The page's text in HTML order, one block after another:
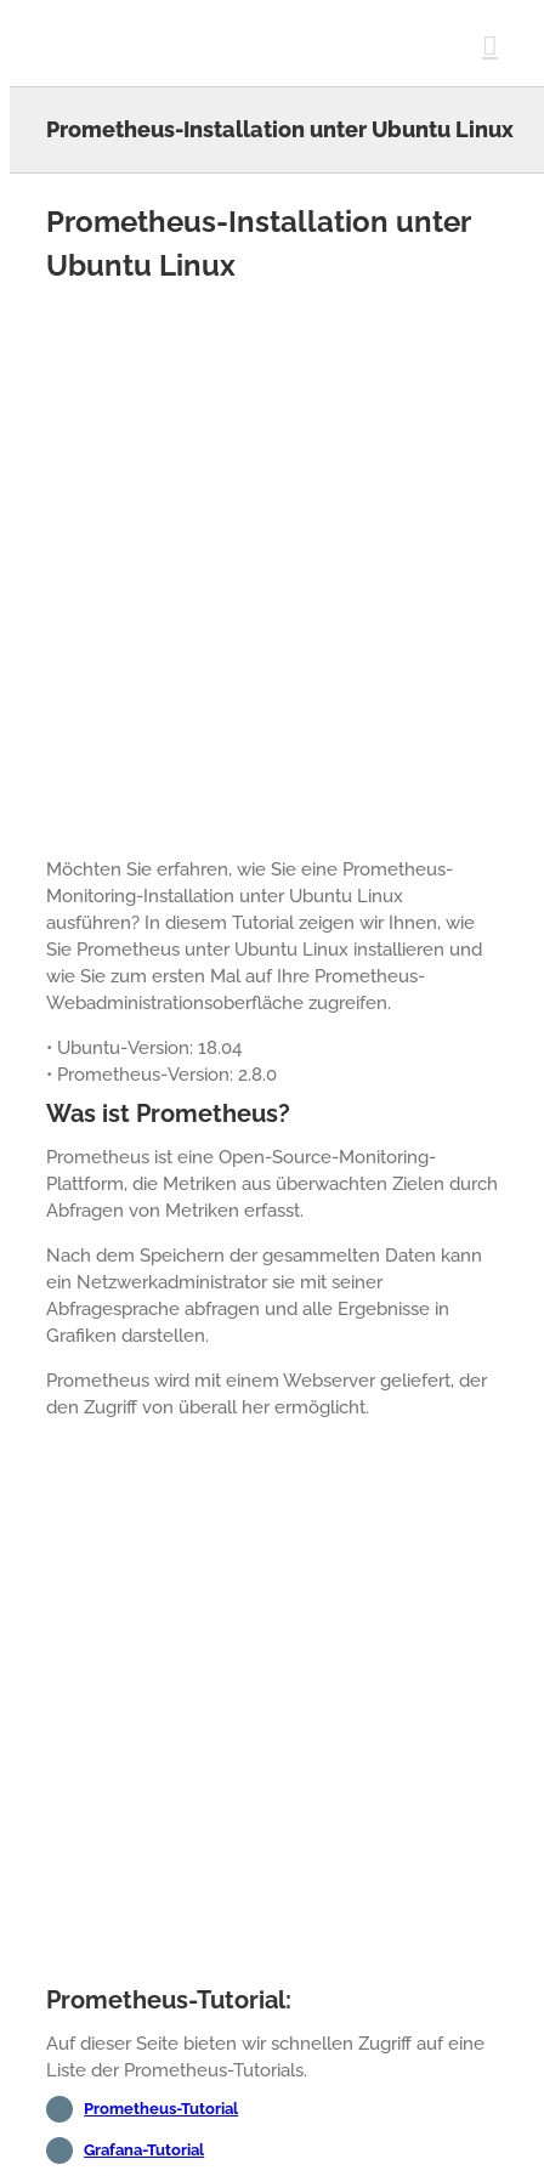
Prometheus-Installation unter Ubuntu Linux
Prometheus-Installation unter
Ubuntu Linux
Möchten Sie erfahren, wie Sie eine Prometheus-
Monitoring-Installation unter Ubuntu Linux
ausführen? In diesem Tutorial zeigen wir Ihnen, wie
Sie Prometheus unter Ubuntu Linux installieren und
wie Sie zum ersten Mal auf Ihre Prometheus-
Webadministrationsoberfläche zugreifen.
• Ubuntu-Version: 18.04
• Prometheus-Version: 2.8.0
Was ist Prometheus?
Prometheus ist eine Open-Source-Monitoring-
Plattform, die Metriken aus überwachten Zielen durch
Abfragen von Metriken erfasst.
Nach dem Speichern der gesammelten Daten kann
ein Netzwerkadministrator sie mit seiner
Abfragesprache abfragen und alle Ergebnisse in
Grafiken darstellen.
Prometheus wird mit einem Webserver geliefert, der
den Zugriff von überall her ermöglicht.
Prometheus-Tutorial:
Auf dieser Seite bieten wir schnellen Zugriff auf eine
Liste der Prometheus-Tutorials.
Prometheus-Tutorial
Grafana-Tutorial